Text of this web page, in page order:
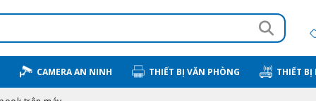
CAMERA AN NINH THIẾT BỊ VĂN PHÒNG THIẾT BỊ